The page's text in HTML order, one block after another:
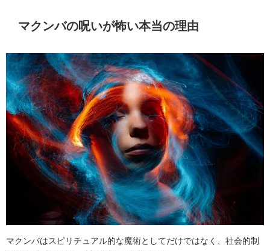
マクンバの呪いが怖い本当の理由
マクンバはスピリチュアル的な魔術としてだけではなく、社会的制